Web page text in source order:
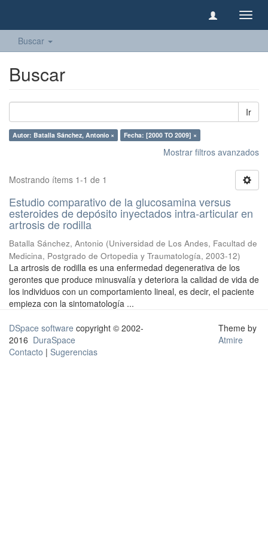
Buscar
Buscar
Ir
Autor: Batalla Sánchez, Antonio × Fecha: [2000 TO 2009] ×
Mostrar filtros avanzados
Mostrando ítems 1-1 de 1
Estudio comparativo de la glucosamina versus
esteroides de depósito inyectados intra-articular en
artrosis de rodilla
Batalla Sánchez, Antonio (Universidad de Los Andes, Facultad de
Medicina, Postgrado de Ortopedia y Traumatología, 2003-12)
La artrosis de rodilla es una enfermedad degenerativa de los
gerontes que produce minusvalía y deteriora la calidad de vida de
los individuos con un comportamiento lineal, es decir, el paciente
empieza con la sintomatología ...
DSpace software copyright © 2002-
2016 DuraSpace
Contacto | Sugerencias
Theme by
Atmire